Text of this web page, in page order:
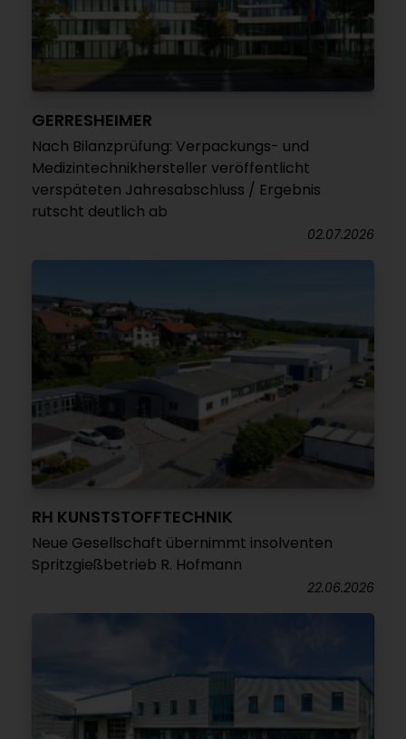
GERRESHEIMER
Nach Bilanzprüfung: Verpackungs- und
Medizintechnikhersteller veröffentlicht
verspäteten Jahresabschluss / Ergebnis
rutscht deutlich ab
02.07.2026
RH KUNSTSTOFFTECHNIK
Neue Gesellschaft übernimmt insolventen
Spritzgießbetrieb R. Hofmann
22.06.2026